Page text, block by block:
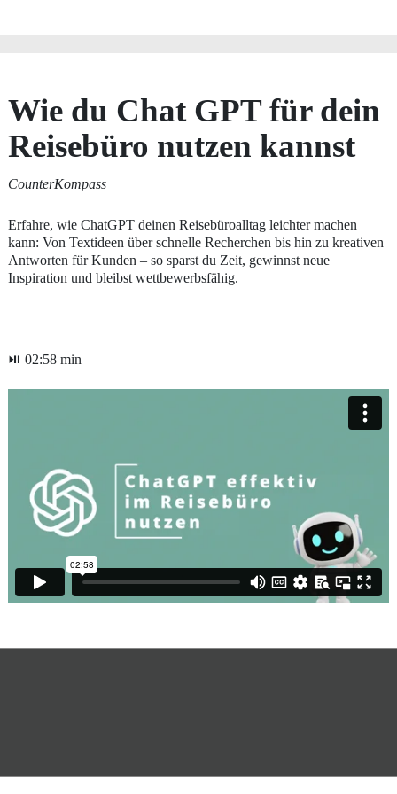
Wie du Chat GPT für dein
Reisebüro nutzen kannst
CounterKompass
Erfahre, wie ChatGPT deinen Reisebüroalltag leichter machen
kann: Von Textideen über schnelle Recherchen bis hin zu kreativen
Antworten für Kunden – so sparst du Zeit, gewinnst neue
Inspiration und bleibst wettbewerbsfähig.
⏯ 02:58 min